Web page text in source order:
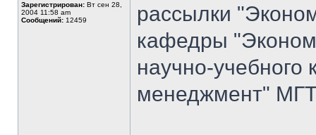
Зарегистрирован: Вт сен 28,
2004 11:58 am
Сообщений: 12459
рассылки
кафедры
научно-
менеджмент"